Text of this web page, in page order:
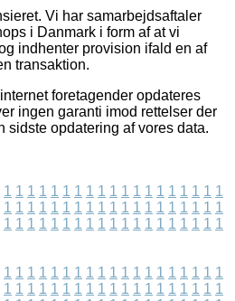
Vi har samarbejdsaftaler
i Danmark i form af at vi
indhenter provision ifald en af
transaktion.
foretagender opdateres
ingen garanti imod rettelser der
opdatering af vores data.
1 1 1 1 1 1 1 1 1 1 1 1 1 1 1 1 1 1 1
1 1 1 1 1 1 1 1 1 1 1 1 1 1 1 1 1 1 1
1 1 1 1 1 1 1 1 1 1 1 1 1 1 1 1 1 1 1
1 1 1 1 1 1 1 1 1 1 1 1 1 1 1 1 1 1 1
1 1 1 1 1 1 1 1 1 1 1 1 1 1 1 1 1 1 1